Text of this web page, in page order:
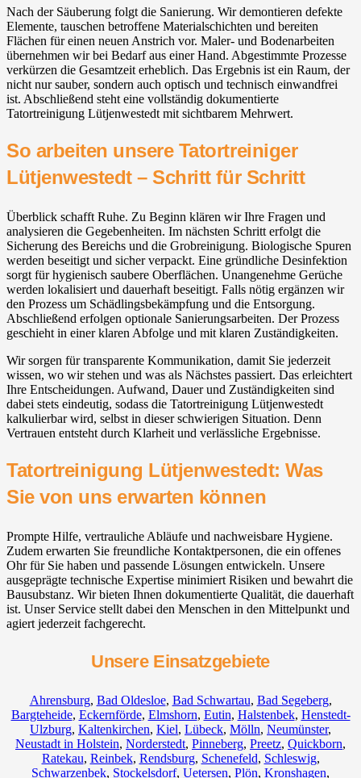
Nach der Säuberung folgt die Sanierung. Wir demontieren defekte
Elemente, tauschen betroffene Materialschichten und bereiten
Flächen für einen neuen Anstrich vor. Maler- und Bodenarbeiten
übernehmen wir bei Bedarf aus einer Hand. Abgestimmte Prozesse
verkürzen die Gesamtzeit erheblich. Das Ergebnis ist ein Raum, der
nicht nur sauber, sondern auch optisch und technisch einwandfrei
ist. Abschließend steht eine vollständig dokumentierte
Tatortreinigung Lütjenwestedt mit sichtbarem Mehrwert.
So arbeiten unsere Tatortreiniger
Lütjenwestedt – Schritt für Schritt
Überblick schafft Ruhe. Zu Beginn klären wir Ihre Fragen und
analysieren die Gegebenheiten. Im nächsten Schritt erfolgt die
Sicherung des Bereichs und die Grobreinigung. Biologische Spuren
werden beseitigt und sicher verpackt. Eine gründliche Desinfektion
sorgt für hygienisch saubere Oberflächen. Unangenehme Gerüche
werden lokalisiert und dauerhaft beseitigt. Falls nötig ergänzen wir
den Prozess um Schädlingsbekämpfung und die Entsorgung.
Abschließend erfolgen optionale Sanierungsarbeiten. Der Prozess
geschieht in einer klaren Abfolge und mit klaren Zuständigkeiten.
Wir sorgen für transparente Kommunikation, damit Sie jederzeit
wissen, wo wir stehen und was als Nächstes passiert. Das erleichtert
Ihre Entscheidungen. Aufwand, Dauer und Zuständigkeiten sind
dabei stets eindeutig, sodass die Tatortreinigung Lütjenwestedt
kalkulierbar wird, selbst in dieser schwierigen Situation. Denn
Vertrauen entsteht durch Klarheit und verlässliche Ergebnisse.
Tatortreinigung Lütjenwestedt: Was
Sie von uns erwarten können
Prompte Hilfe, vertrauliche Abläufe und nachweisbare Hygiene.
Zudem erwarten Sie freundliche Kontaktpersonen, die ein offenes
Ohr für Sie haben und passende Lösungen entwickeln. Unsere
ausgeprägte technische Expertise minimiert Risiken und bewahrt die
Bausubstanz. Wir bieten Ihnen dokumentierte Qualität, die dauerhaft
ist. Unser Service stellt dabei den Menschen in den Mittelpunkt und
agiert jederzeit fachgerecht.
Unsere Einsatzgebiete
Ahrensburg, Bad Oldesloe, Bad Schwartau, Bad Segeberg,
Bargteheide, Eckernförde, Elmshorn, Eutin, Halstenbek, Henstedt-
Ulzburg, Kaltenkirchen, Kiel, Lübeck, Mölln, Neumünster,
Neustadt in Holstein, Norderstedt, Pinneberg, Preetz, Quickborn,
Ratekau, Reinbek, Rendsburg, Schenefeld, Schleswig,
Schwarzenbek, Stockelsdorf, Uetersen, Plön, Kronshagen,